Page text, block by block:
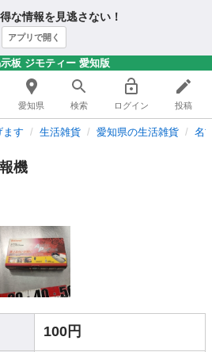
な情報を見逃さない！
アプリで開く
板 ジモティー 愛知版
愛知県 検索 ログイン 投稿
ます 生活雑貨 愛知県の生活雑貨 名
機
100円